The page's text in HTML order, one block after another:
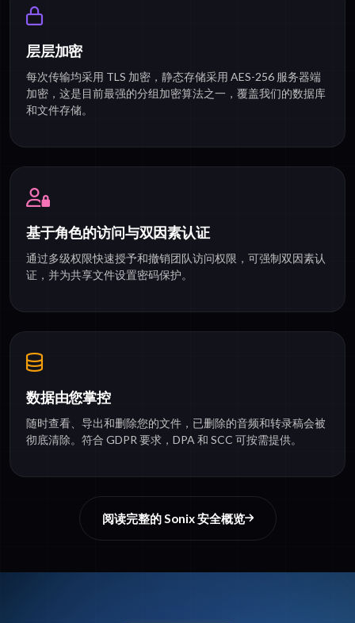
层层加密
每次传输均采用 TLS 加密，静态存储采用 AES-256 服务器端
加密，这是目前最强的分组加密算法之一，覆盖我们的数据库
和文件存储。
基于角色的访问与双因素认证
通过多级权限快速授予和撤销团队访问权限，可强制双因素认
证，并为共享文件设置密码保护。
数据由您掌控
随时查看、导出和删除您的文件，已删除的音频和转录稿会被
彻底清除。符合 GDPR 要求，DPA 和 SCC 可按需提供。
阅读完整的 Sonix 安全概览